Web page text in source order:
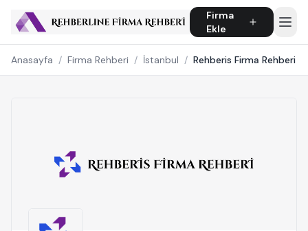
Firma
Ekle
Anasayfa / Firma Rehberi / İstanbul / Rehberis Firma Rehberi